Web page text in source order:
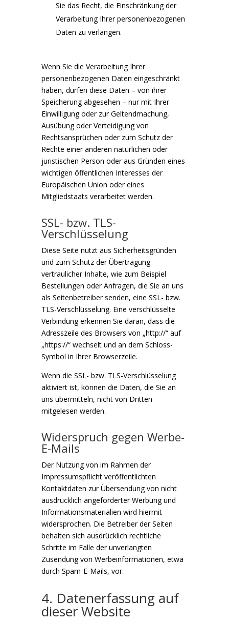
Sie das Recht, die Einschränkung der
Verarbeitung Ihrer personenbezogenen
Daten zu verlangen.
Wenn Sie die Verarbeitung Ihrer
personenbezogenen Daten eingeschränkt
haben, dürfen diese Daten – von ihrer
Speicherung abgesehen – nur mit Ihrer
Einwilligung oder zur Geltendmachung,
Ausübung oder Verteidigung von
Rechtsansprüchen oder zum Schutz der
Rechte einer anderen natürlichen oder
juristischen Person oder aus Gründen eines
wichtigen öffentlichen Interesses der
Europäischen Union oder eines
Mitgliedstaats verarbeitet werden.
SSL- bzw. TLS-
Verschlüsselung
Diese Seite nutzt aus Sicherheitsgründen
und zum Schutz der Übertragung
vertraulicher Inhalte, wie zum Beispiel
Bestellungen oder Anfragen, die Sie an uns
als Seitenbetreiber senden, eine SSL- bzw.
TLS-Verschlüsselung. Eine verschlüsselte
Verbindung erkennen Sie daran, dass die
Adresszeile des Browsers von „http://“ auf
„https://“ wechselt und an dem Schloss-
Symbol in Ihrer Browserzeile.
Wenn die SSL- bzw. TLS-Verschlüsselung
aktiviert ist, können die Daten, die Sie an
uns übermitteln, nicht von Dritten
mitgelesen werden.
Widerspruch gegen Werbe-
E-Mails
Der Nutzung von im Rahmen der
Impressumspflicht veröffentlichten
Kontaktdaten zur Übersendung von nicht
ausdrücklich angeforderter Werbung und
Informationsmaterialien wird hiermit
widersprochen. Die Betreiber der Seiten
behalten sich ausdrücklich rechtliche
Schritte im Falle der unverlangten
Zusendung von Werbeinformationen, etwa
durch Spam-E-Mails, vor.
4. Datenerfassung auf
dieser Website